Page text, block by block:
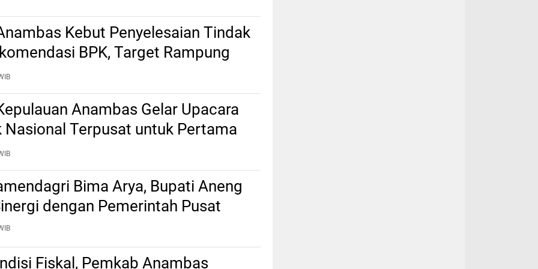
Kebut Penyelesaian Tindak
BPK, Target Rampung
Agustus
Anambas Gelar Upacara
Nasional Terpusat untuk Pertama
Bima Arya, Bupati Aneng
dengan Pemerintah Pusat
Fiskal, Pemkab Anambas